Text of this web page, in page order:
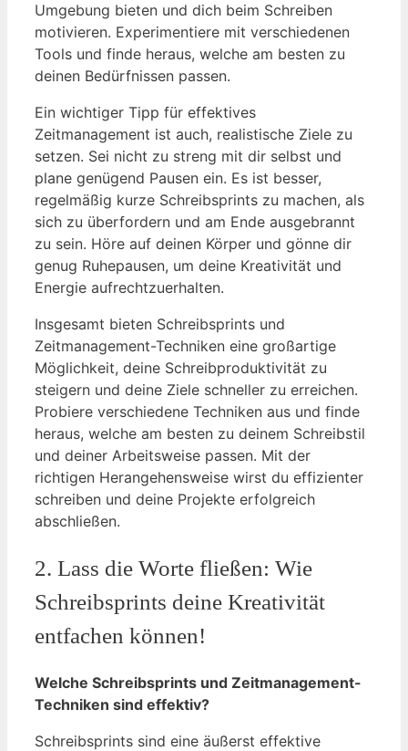
Umgebung bieten⁤ und dich ⁣beim‌ Schreiben
motivieren. Experimentiere mit verschiedenen
Tools und finde heraus, welche am ⁢besten zu
deinen Bedürfnissen passen. ⁢
Ein wichtiger Tipp für effektives
Zeitmanagement ist auch, realistische Ziele zu
setzen. Sei nicht zu streng mit dir selbst⁤ und
plane genügend Pausen ein. Es ist besser,
regelmäßig kurze Schreibsprints zu machen,​ als
sich zu überfordern und⁤ am Ende ausgebrannt
zu ⁢sein. Höre auf deinen Körper und ‌gönne dir
genug Ruhepausen, um deine Kreativität und
Energie aufrechtzuerhalten.
Insgesamt bieten Schreibsprints und‍
Zeitmanagement-Techniken ‌eine großartige
Möglichkeit,⁣ deine Schreibproduktivität zu
steigern ⁣und ​deine Ziele schneller zu ⁣erreichen. ​
Probiere verschiedene Techniken aus und finde
heraus, welche am ⁢besten zu⁣ deinem Schreibstil⁢
und deiner Arbeitsweise passen. Mit der
⁣richtigen Herangehensweise wirst du effizienter
schreiben und deine ‍Projekte erfolgreich
abschließen.
2. Lass die Worte fließen: ⁤Wie
Schreibsprints‌ deine Kreativität
entfachen ⁢können!
Welche ‍Schreibsprints und​ Zeitmanagement-
Techniken sind ⁣effektiv?
Schreibsprints sind eine äußerst​ effektive